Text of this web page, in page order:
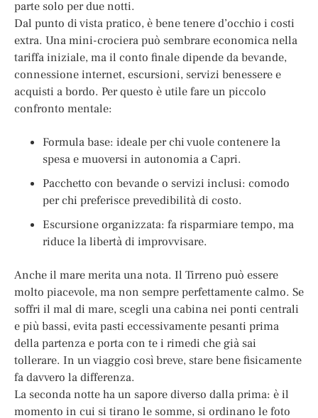
parte solo per due notti.
Dal punto di vista pratico, è bene tenere d’occhio i costi
extra. Una mini-crociera può sembrare economica nella
tariffa iniziale, ma il conto finale dipende da bevande,
connessione internet, escursioni, servizi benessere e
acquisti a bordo. Per questo è utile fare un piccolo
confronto mentale:
Formula base: ideale per chi vuole contenere la
spesa e muoversi in autonomia a Capri.
Pacchetto con bevande o servizi inclusi: comodo
per chi preferisce prevedibilità di costo.
Escursione organizzata: fa risparmiare tempo, ma
riduce la libertà di improvvisare.
Anche il mare merita una nota. Il Tirreno può essere
molto piacevole, ma non sempre perfettamente calmo. Se
soffri il mal di mare, scegli una cabina nei ponti centrali
e più bassi, evita pasti eccessivamente pesanti prima
della partenza e porta con te i rimedi che già sai
tollerare. In un viaggio così breve, stare bene fisicamente
fa davvero la differenza.
La seconda notte ha un sapore diverso dalla prima: è il
momento in cui si tirano le somme, si ordinano le foto